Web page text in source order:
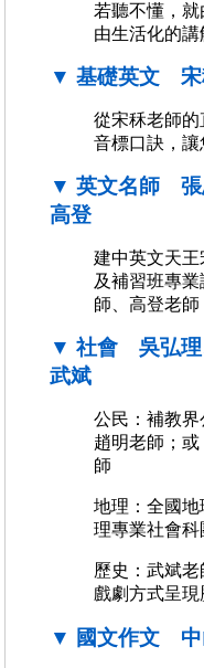
若聽不懂，
由生活化的講
▼ 基礎英文 宋
從宋秝老師
音標口訣，
▼ 英文名師 張
高登
建中英文天王
及補習班專
師、高登老師
▼ 社會 吳弘理
武斌
公民：補教
趙明老師；
師
地理：全國
理專業社會科
歷史：武斌老
戲劇方式呈現
▼ 國文作文 中